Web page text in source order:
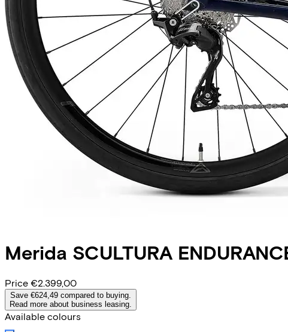
Merida SCULTURA
Price €2.399,00
Save €624,49 compared to buying.
Read more about business leasing.
Available colours